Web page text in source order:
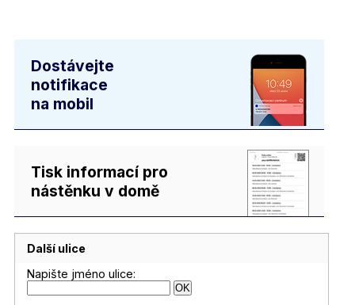
Dostávejte
notifikace
na mobil
Tisk informací pro
nástěnku v domě
Další ulice
Napište jméno ulice: